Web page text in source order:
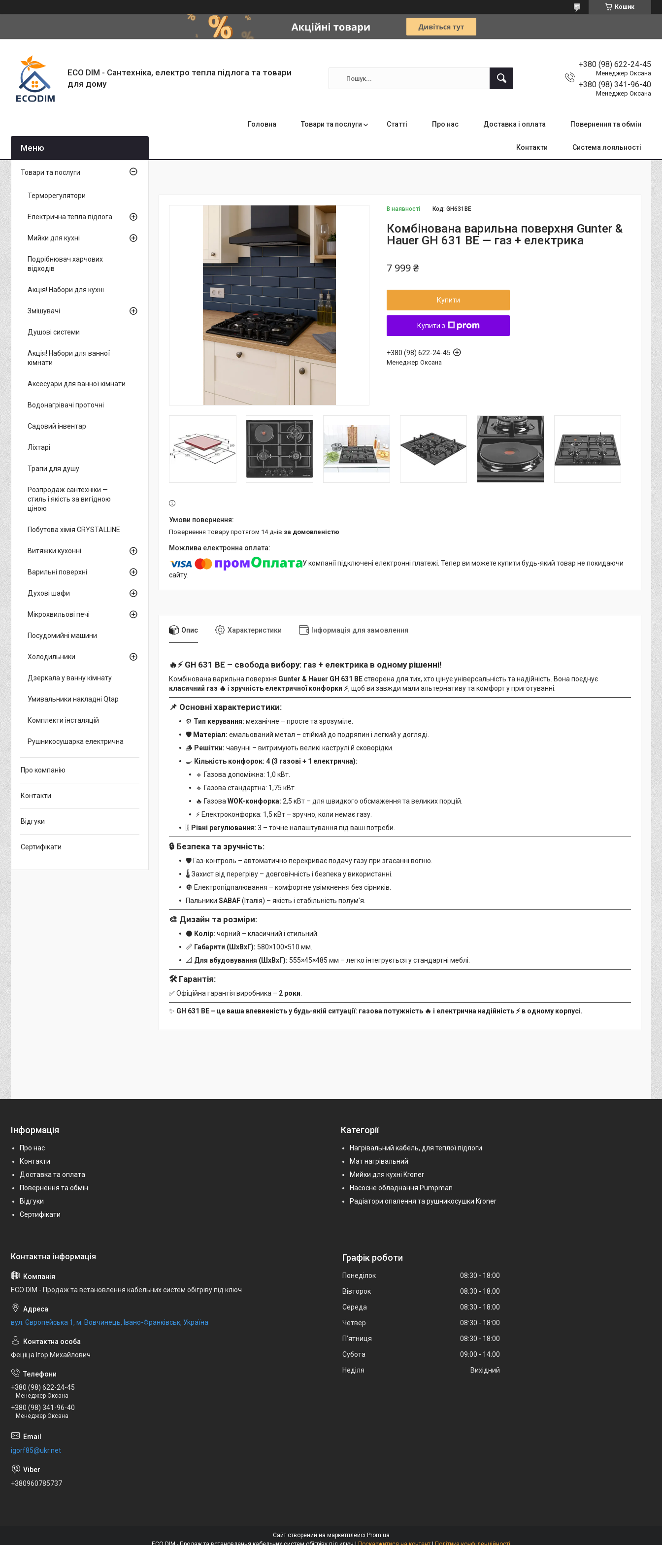
Кошик
ECO DIM - Сантехніка, електро тепла підлога та товари
для дому
+380 (98) 622-24-45
Менеджер Оксана
+380 (98) 341-96-40
Менеджер Оксана
Головна Товари та послуги Статті Про нас Доставка і оплата Повернення та обмін
Контакти Система лояльності
В наявності Код:GH631BE
Комбінована варильна поверхня Gunter &
Hauer GH 631 BE — газ + електрика
7 999 ₴
Купити
Купити з
+380 (98) 622-24-45
Менеджер Оксана
повернення товару протягом 14 днів за домовленістю
У компанії підключені електронні платежі. Тепер ви можете купити будь-який товар не покидаючи
сайту.
Опис Характеристики Інформація для замовлення
🔥⚡ GH 631 BE – свобода вибору: газ + електрика в одному рішенні!
Комбінована варильна поверхня Gunter & Hauer GH 631 BEстворена для тих, хто цінує універсальність та надійність. Вона поєднує
класичний газ 🔥 і зручність електричної конфорки ⚡, щоб ви завжди мали альтернативу та комфорт у приготуванні.
📌 Основні характеристики:
⚙️ Тип керування: механічне – просте та зрозуміле.
🛡️ Матеріал: емальований метал – стійкий до подряпин і легкий у догляді.
🪵 Решітки: чавунні – витримують великі каструлі й сковорідки.
🍳 Кількість конфорок: 4 (3 газові + 1 електрична):
🔹 Газова допоміжна: 1,0 кВт.
🔹 Газова стандартна: 1,75 кВт.
🔥 Газова WOK-конфорка: 2,5 кВт – для швидкого обсмаження та великих порцій.
⚡ Електроконфорка: 1,5 кВт – зручно, коли немає газу.
🎚️ Рівні регулювання: 3 – точне налаштування під ваші потреби.
🔒 Безпека та зручність:
🛡️ Газ-контроль – автоматично перекриває подачу газу при згасанні вогню.
🌡️ Захист від перегріву – довговічність і безпека у використанні.
🔘 Електропідпалювання – комфортне увімкнення без сірників.
Пальники SABAF(Італія) – якість і стабільність полум’я.
🎨 Дизайн та розміри:
⚫ Колір: чорний – класичний і стильний.
📏 Габарити (ШхВхГ): 580×100×510 мм.
📐 Для вбудовування (ШхВхГ): 555×45×485 мм – легко інтегрується у стандартні меблі.
🛠️ Гарантія:
✅ Офіційна гарантія виробника – 2 роки
✨ GH 631 BE – це ваша впевненість у будь-якій ситуації: газова потужність 🔥 і електрична надійність ⚡ в одному корпусі.
Товари та послуги
Терморегулятори
Електрична тепла підлога
Мийки для кухні
Подрібнювач харчових
відходів
Акція! Набори для кухні
Змішувачі
Душові системи
Акція! Набори для ванної
кімнати
Аксесуари для ванної кімнати
Водонагрівачі проточні
Садовий інвентар
Ліхтарі
Трапи для душу
Розпродаж сантехніки —
стиль і якість за вигідною
ціною
Побутова хімія CRYSTALLINE
Витяжки кухонні
Варильні поверхні
Духові шафи
Мікрохвильові печі
Посудомийні машини
Холодильники
Дзеркала у ванну кімнату
Умивальники накладні Qtap
Комплекти інсталяцій
Рушникосушарка електрична
Про компанію
Контакти
Відгуки
Сертифікати
Інформація
Про нас
Контакти
Доставка та оплата
Повернення та обмін
Відгуки
Сертифікати
Категорії
Нагрівальний кабель, для теплої підлоги
Мат нагрівальний
Мийки для кухні Kroner
Насосне обладнання Pumpman
Радіатори опалення та рушникосушки Kroner
ECO DIM - Продаж та встановлення кабельних систем обігріву під ключ
вул. Європейська 1, м. Вовчинець, Івано-Франківськ, Україна
Феціца Ігор Михайлович
+380 (98) 622-24-45
Менеджер Оксана
+380 (98) 341-96-40
Менеджер Оксана
igorf85@ukr.net
+380960785737
Графік роботи
Понеділок 08:30
18:00
Вівторок
08:30
18:00
Середа
08:30
18:00
Четвер
08:30
18:00
Пʼятниця
08:30
18:00
Субота
09:00
14:00
Неділя
Вихідний
Сайт створений на маркетплейсі Prom.ua